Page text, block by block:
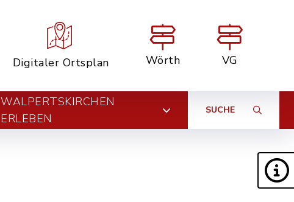
Digitaler Ortsplan Wörth VG
WALPERTSKIRCHEN
ERLEBEN
SUCHE